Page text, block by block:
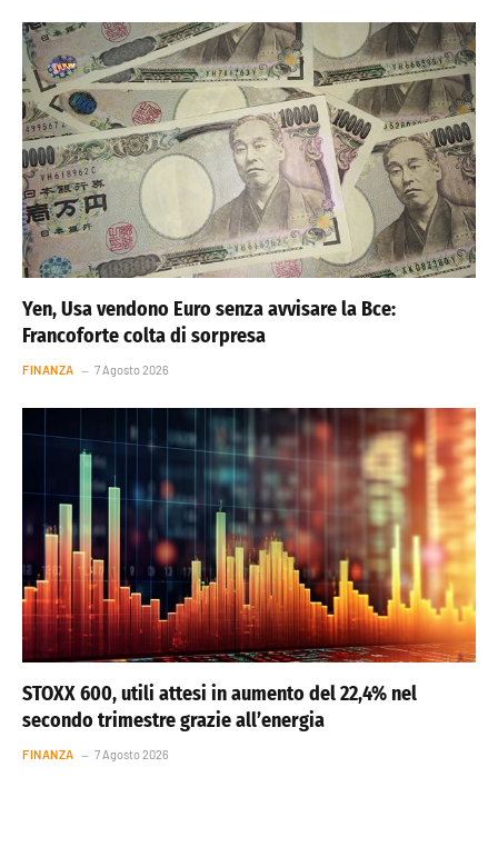
Yen, Usa vendono Euro senza avvisare la Bce:
Francoforte colta di sorpresa
FINANZA 7 Agosto 2026
STOXX 600, utili attesi in aumento del 22,4% nel
secondo trimestre grazie all’energia
FINANZA 7 Agosto 2026